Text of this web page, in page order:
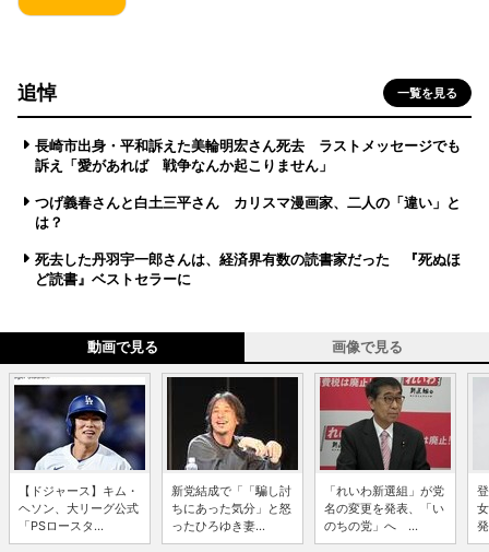
追悼 一覧を見る
長崎市出身・平和訴えた美輪明宏さん死去 ラストメッセージでも
訴え「愛があれば 戦争なんか起こりません」
つげ義春さんと白土三平さん カリスマ漫画家、二人の「違い」と
は？
死去した丹羽宇一郎さんは、経済界有数の読書家だった 『死ぬほ
ど読書』ベストセラーに
動画で見る 画像で見る
【ドジャース】キム・
ヘソン、大リーグ公式
「PSロースタ...
新党結成で「「騙し討
ちにあった気分」と怒
ったひろゆき妻...
「れいわ新選組」が党
名の変更を発表、「い
のちの党」へ ...